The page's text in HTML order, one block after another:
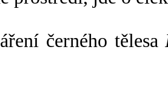
černého tělesa